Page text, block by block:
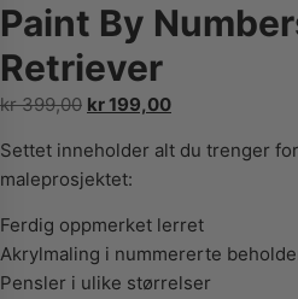
Paint By
Retriever
kr399,00 Opprinnelig
var:
kr 399,00.
kr 199,00Nåværende
er:
Settet inneholder alt du trenger
maleprosjektet:
Ferdig oppmerket lerret
Akrylmaling i nummererte
Pensler i ulike størrelser